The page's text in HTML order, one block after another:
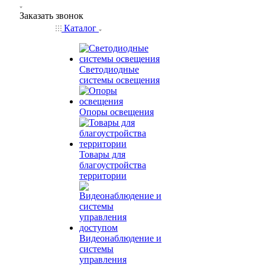
Заказать звонок
Каталог
Светодиодные
системы освещения
Опоры освещения
Товары для
благоустройства
территории
Видеонаблюдение и
системы
управления